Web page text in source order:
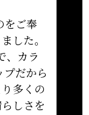
をご奉
した。
、カラ
だから
多くの
しさを